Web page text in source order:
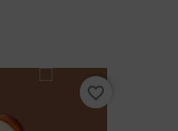
favorite_border